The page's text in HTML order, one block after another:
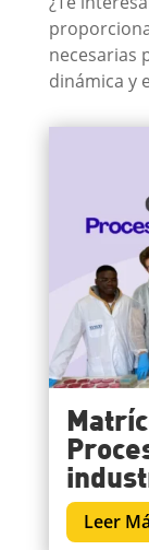
necesarias
dinámica y
Leer